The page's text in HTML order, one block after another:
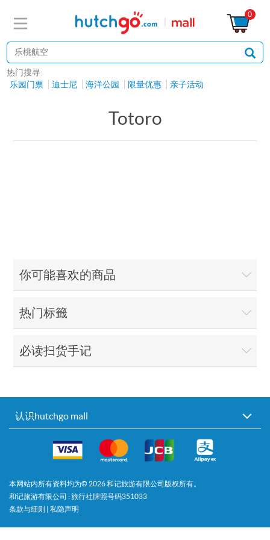
0
热门搜寻:
乐园门票
迪士尼 海洋公园 限量优惠 亲子活动
Totoro
你可能喜欢的商品
热门标籤
必读扫货手记
认识hutchgo mall
本网站内所有资料均为© 2026和记旅游有限公司版权所有。
和记旅游有限公司 : 旅行社牌照号码351033
条款与细则 | 私隐声明